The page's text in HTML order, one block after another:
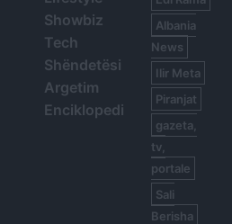
Showbiz
Tech
Shëndetësi
Argetim
Enciklopedi
Albania
News
Ilir Meta
Piranjat
gazeta,
tv,
portale
Sali
Berisha